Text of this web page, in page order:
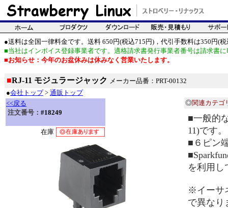
●送料は全国一律料金です。送料 650円(税込715円)，代引手数料は350円(税
■当社はインボイス登録事業者です。適格請求書発行事業者番号は請求書
■お知らせ：今年のお盆休みは休みなく営業いたします。
■RJ-11 モジュラージャック メーカー品番：PRT-00132
●会社トップ> 通販トップ
<<戻る
注文番号： #18249
在庫
◎関連カテゴ
■一般的
11)です。
■６ピン
を利用
※イーサ
で異なり